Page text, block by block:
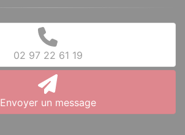
02 97 22 61 19
Envoyer un message